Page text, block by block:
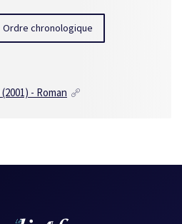
Ordre chronologique
(2001) - Roman